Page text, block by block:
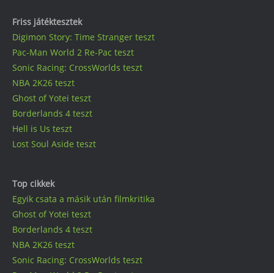
Friss játéktesztek
Digimon Story: Time Stranger teszt
Pac-Man World 2 Re-Pac teszt
Sonic Racing: CrossWorlds teszt
NBA 2K26 teszt
Ghost of Yotei teszt
Borderlands 4 teszt
Hell is Us teszt
Lost Soul Aside teszt
Top cikkek
Egyik csata a másik után filmkritika
Ghost of Yotei teszt
Borderlands 4 teszt
NBA 2K26 teszt
Sonic Racing: CrossWorlds teszt